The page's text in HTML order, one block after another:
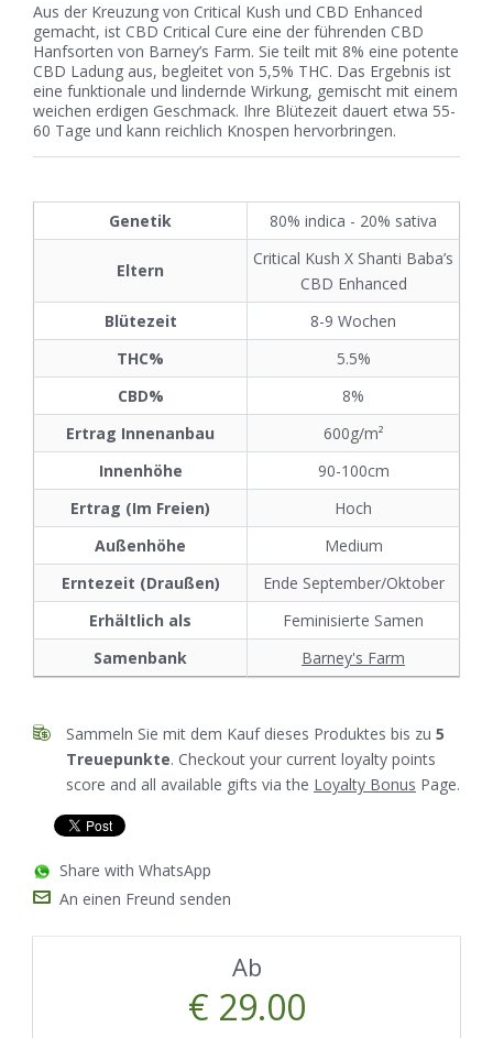
Aus der Kreuzung von Critical Kush und CBD Enhanced
gemacht, ist CBD Critical Cure eine der führenden CBD
Hanfsorten von Barney’s Farm. Sie teilt mit 8% eine potente
CBD Ladung aus, begleitet von 5,5% THC. Das Ergebnis ist
eine funktionale und lindernde Wirkung, gemischt mit einem
weichen erdigen Geschmack. Ihre Blütezeit dauert etwa 55-
60 Tage und kann reichlich Knospen hervorbringen.
Genetik 80% indica - 20% sativa
Eltern
Critical Kush X Shanti Baba’s
CBD Enhanced
Blütezeit
8-9 Wochen
THC%
5.5%
CBD%
8%
Ertrag Innenanbau
600g/m²
Innenhöhe
90-100cm
Ertrag (Im Freien)
Hoch
Außenhöhe
Medium
Erntezeit (Draußen)
Ende September/Oktober
Erhältlich als
Feminisierte Samen
Samenbank
Barney's Farm
Sammeln Sie mit dem Kauf dieses Produktes bis zu 5
Treuepunkte. Checkout your current loyalty points
score and all available gifts via the Loyalty Bonus Page.
Share with WhatsApp
An einen Freund senden
Ab
€ 29.00